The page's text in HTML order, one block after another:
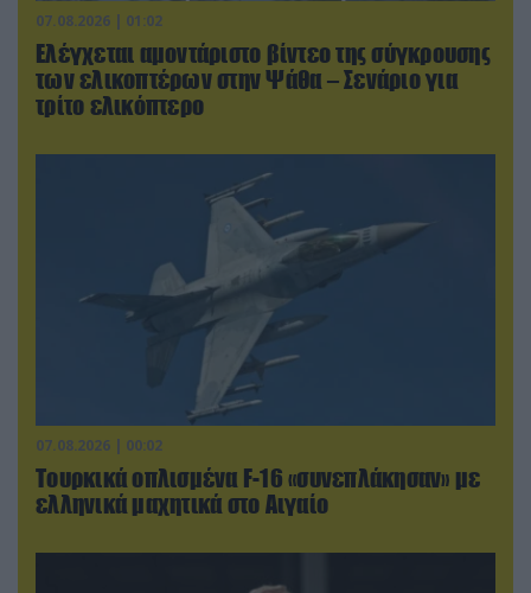
07.08.2026 | 01:02
Ελέγχεται αμοντάριστο βίντεο της σύγκρουσης
των ελικοπτέρων στην Ψάθα – Σενάριο για
τρίτο ελικόπτερο
07.08.2026 | 00:02
Τουρκικά οπλισμένα F-16 «συνεπλάκησαν» με
ελληνικά μαχητικά στο Αιγαίο